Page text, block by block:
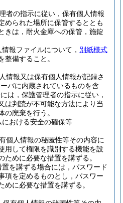
者の指示に従い，保有個人情報
められた場所に保管するととも
きは，耐火金庫への保管，施錠
報ファイルについて， 別紙様式
整備すること。
情報又は保有個人情報が記録さ
バに内蔵されているものを含
は，保護管理者の指示に従い，
は判読が不可能な方法により当
の廃棄を行う。
おける安全の確保等
個人情報の秘匿性等その内容に
用して権限を識別する機能を設
ために必要な措置を講ずる。
置を講ずる場合には，パスワード
項を定めるものとし，パスワー
めに必要な措置を講ずる。